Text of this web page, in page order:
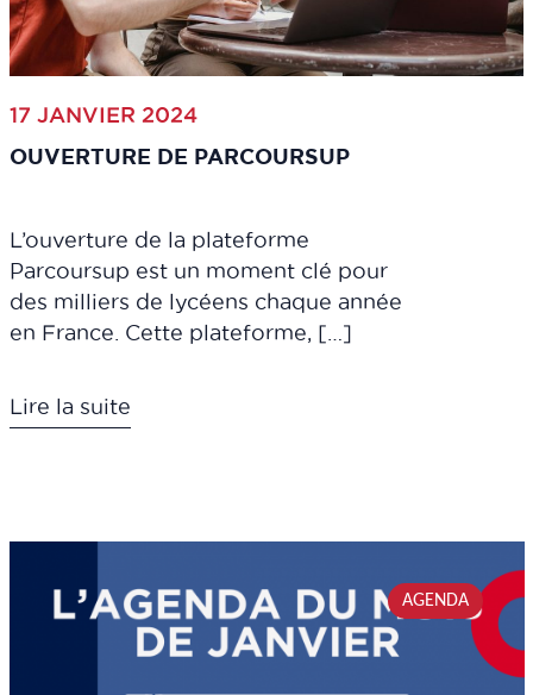
17 JANVIER 2024
OUVERTURE DE PARCOURSUP
L’ouverture de la plateforme
Parcoursup est un moment clé pour
des milliers de lycéens chaque année
en France. Cette plateforme, […]
Lire la suite
AGENDA